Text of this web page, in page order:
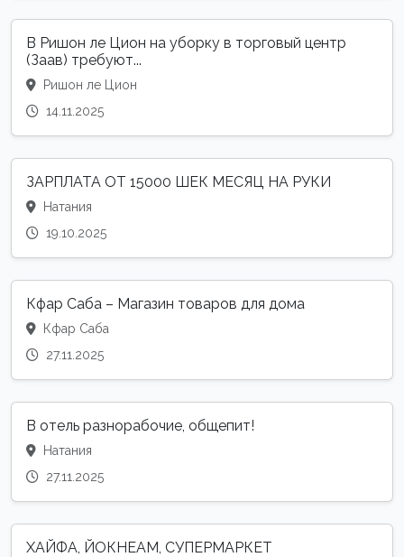
В Ришон ле Цион на уборку в торговый центр
(Заав) требуют...
Ришон ле Цион
14.11.2025
ЗАРПЛАТА ОТ 15000 ШЕК МЕСЯЦ НА РУКИ
Натания
19.10.2025
Кфар Саба – Магазин товаров для дома
Кфар Саба
27.11.2025
В отель разнорабочие, общепит!
Натания
27.11.2025
ХАЙФА, ЙОКНЕАМ, СУПЕРМАРКЕТ